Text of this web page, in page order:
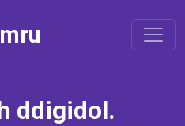
ddigidol.